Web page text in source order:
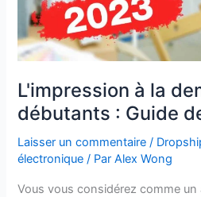
L'impression à la
débutants : Guide
Laisser un commentaire /
électronique / ParAlex Wong
Vous vous considérez comme
démarrage